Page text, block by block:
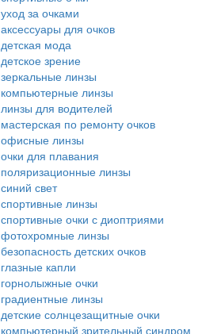
уход за очками
аксессуары для очков
детская мода
детское зрение
зеркальные линзы
компьютерные линзы
линзы для водителей
мастерская по ремонту очков
офисные линзы
очки для плавания
поляризационные линзы
синий свет
спортивные линзы
спортивные очки с диоптриями
фотохромные линзы
безопасность детских очков
глазные капли
горнолыжные очки
градиентные линзы
детские солнцезащитные очки
компьютерный зрительный синдром